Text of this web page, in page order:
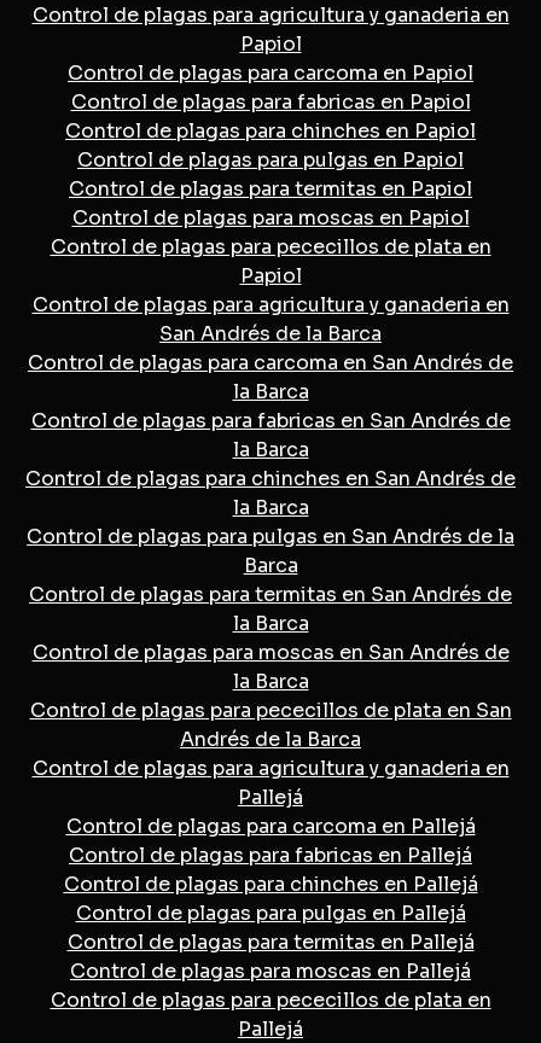
Control de plagas para agricultura y ganaderia en
Papiol
Control de plagas para carcoma en Papiol
Control de plagas para fabricas en Papiol
Control de plagas para chinches en Papiol
Control de plagas para pulgas en Papiol
Control de plagas para termitas en Papiol
Control de plagas para moscas en Papiol
Control de plagas para pececillos de plata en
Papiol
Control de plagas para agricultura y ganaderia en
San Andrés de la Barca
Control de plagas para carcoma en San Andrés de
la Barca
Control de plagas para fabricas en San Andrés de
la Barca
Control de plagas para chinches en San Andrés de
la Barca
Control de plagas para pulgas en San Andrés de la
Barca
Control de plagas para termitas en San Andrés de
la Barca
Control de plagas para moscas en San Andrés de
la Barca
Control de plagas para pececillos de plata en San
Andrés de la Barca
Control de plagas para agricultura y ganaderia en
Pallejá
Control de plagas para carcoma en Pallejá
Control de plagas para fabricas en Pallejá
Control de plagas para chinches en Pallejá
Control de plagas para pulgas en Pallejá
Control de plagas para termitas en Pallejá
Control de plagas para moscas en Pallejá
Control de plagas para pececillos de plata en
Pallejá